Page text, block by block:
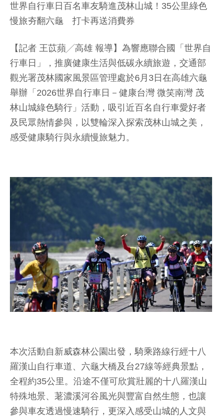
世界自行車日百名車友騎進茂林山城！35公里綠色
慢旅夯翻六龜 打卡再送消費券
【記者 王苡蘋╱高雄 報導】為響應聯合國「世界自
行車日」，推廣健康生活與低碳永續旅遊，交通部
觀光署茂林國家風景區管理處於6月3日在高雄六龜
舉辦「2026世界自行車日－健康台灣 微笑南灣 茂
林山城綠色騎行」活動，吸引近百名自行車愛好者
及民眾熱情參與，以雙輪深入探索茂林山城之美，
感受健康騎行與永續慢旅魅力。
本次活動自新威森林公園出發，騎乘路線行經十八
羅漢山自行車道、六龜大橋及台27線等經典景點，
全程約35公里。沿途不僅可欣賞壯麗的十八羅漢山
特殊地景、荖濃溪河谷風光與豐富自然生態，也讓
參與車友透過慢速騎行，更深入感受山城的人文與